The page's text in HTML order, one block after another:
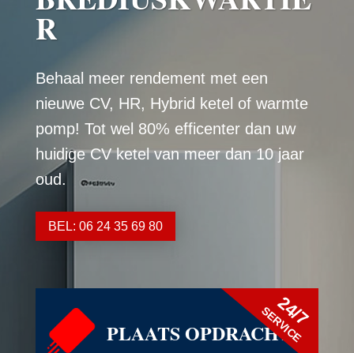
R
Behaal meer rendement met een
nieuwe CV, HR, Hybrid ketel of warmte
pomp! Tot wel 80% efficenter dan uw
huidige CV ketel van meer dan 10 jaar
oud.
BEL: 06 24 35 69 80
PLAATS OPDRACHT
24/7
SERVICE